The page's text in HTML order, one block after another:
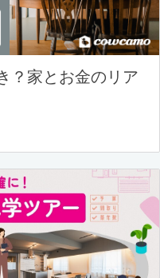
？家とお金のリア